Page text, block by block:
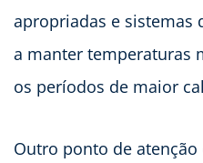
apropriadas e sistemas
a manter temperaturas
os períodos de maior
Outro ponto de